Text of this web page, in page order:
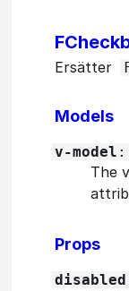
Ersätter
Models
v-model :
The
Props
disabled